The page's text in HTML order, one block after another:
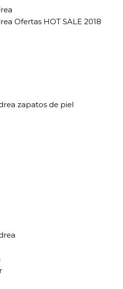
Ofertas HOT SALE 2018
zapatos de piel